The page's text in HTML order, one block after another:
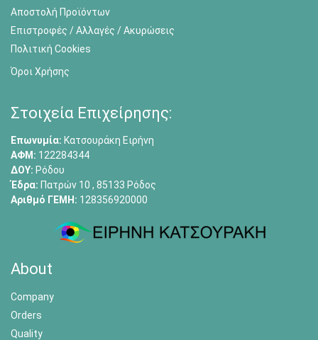
Αποστολή Προϊόντων
Επιστροφές / Αλλαγές / Ακυρώσεις
Πολιτική Cookies
Όροι Χρήσης
Στοιχεία Επιχείρησης:
Επωνυμία: Κατσουράκη Ειρήνη
ΑΦΜ: 122284344
ΔΟΥ: Ρόδου
Έδρα: Πατρών 10 , 85133 Ρόδος
Αριθμό ΓΕΜΗ: 128356920000
About
Company
Orders
Quality